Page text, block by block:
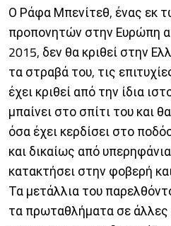
Ο Ράφα Μπενίτεθ, ένας εκ
προπονητών στην Ευρώπη
2015, δεν θα κριθεί στην
τα στραβά του, τις
έχει κριθεί από την ίδια
μπαίνει στο σπίτι του και
όσα έχει κερδίσει στο
και δικαίως από
κατακτήσει στην φοβερή
Τα μετάλλια του
τα πρωταθλήματα σε